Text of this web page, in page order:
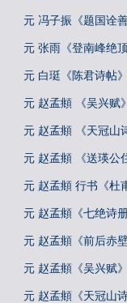
元 冯子振《题国诠善
元 张雨《登南峰绝
元 白珽《陈君诗帖
元 赵孟頫 《吴兴赋》
元 赵孟頫 《天冠山
元 赵孟頫 《送瑛公
元 赵孟頫 行书《杜
元 赵孟頫《七绝诗册
元 赵孟頫《前后赤壁
元 赵孟頫《吴兴赋》
元 赵孟頫《天冠山诗